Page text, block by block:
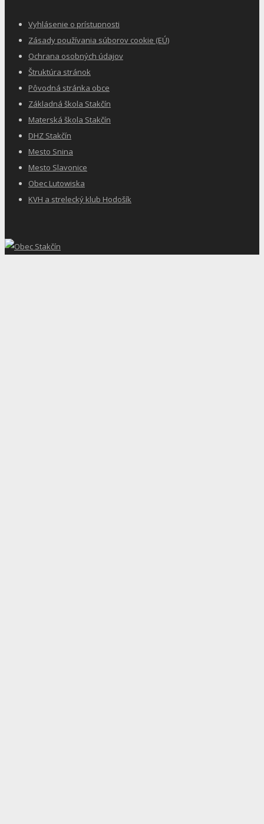
Vyhlásenie o prístupnosti
Zásady používania súborov cookie (EÚ)
Ochrana osobných údajov
Štruktúra stránok
Pôvodná stránka obce
Základná škola Stakčín
Materská škola Stakčín
DHZ Stakčín
Mesto Snina
Mesto Slavonice
Obec Lutowiska
KVH a strelecký klub Hodošík